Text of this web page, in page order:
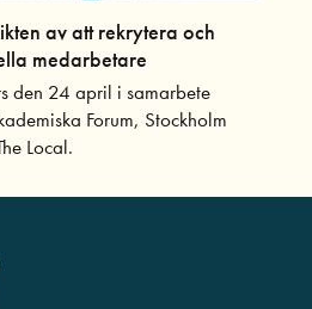
av att rekrytera och
medarbetare
den 24 april i samarbete
Forum, Stockholm
Local.